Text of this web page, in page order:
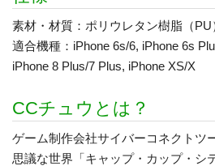
素材・材質：ポリウレタン樹脂（PU
適合機種：iPhone 6s/6, iPhone 6s
iPhone 8 Plus/7 Plus, iPhone XS/X
CCチュウとは？
ゲーム制作会社サイバーコネクトツ
思議な世界「キャップ・カップ・シ